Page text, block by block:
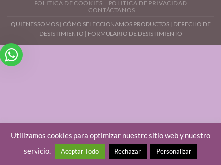
POLITICA DE COOKIES
POLITICA DE PRIVACIDAD
CONTÁCTANOS
QUIENES SOMOS| CÓMO SELECCIONAMOS PRODUCTOS| DERECHO DE
DESISTIMIENTO | FORMULARIO DE DESISTIMIENTO
Utilizamos cookies para optimizar nuestro sitio web y nuestro
servicio.
Aceptar Todo Rechazar Personalizar